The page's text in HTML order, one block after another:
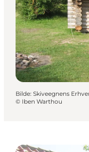
Bilde: Skiveegnens
© Iben Warthou